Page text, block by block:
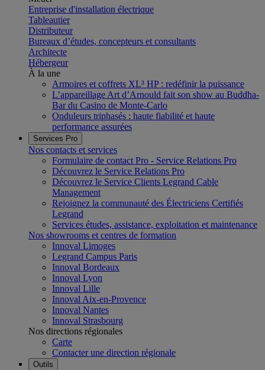
Entreprise d'installation électrique
Tableautier
Distributeur
Bureaux d’études, concepteurs et consultants
Architecte
Hébergeur
À la une
Armoires et coffrets XL³ HP : redéfinir la puissance
L’appareillage Art d’Arnould fait son show au Buddha-
Bar du Casino de Monte-Carlo
Onduleurs triphasés : haute fiabilité et haute
performance assurées
Services Pro
Nos contacts et services
Formulaire de contact Pro - Service Relations Pro
Découvrez le Service Relations Pro
Découvrez le Service Clients Legrand Cable
Management
Rejoignez la communauté des Électriciens Certifiés
Legrand
Services études, assistance, exploitation et maintenance
Nos showrooms et centres de formation
Innoval Limoges
Legrand Campus Paris
Innoval Bordeaux
Innoval Lyon
Innoval Lille
Innoval Aix-en-Provence
Innoval Nantes
Innoval Strasbourg
Nos directions régionales
Carte
Contacter une direction régionale
Outils